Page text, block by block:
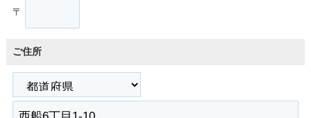
〒
ご住所